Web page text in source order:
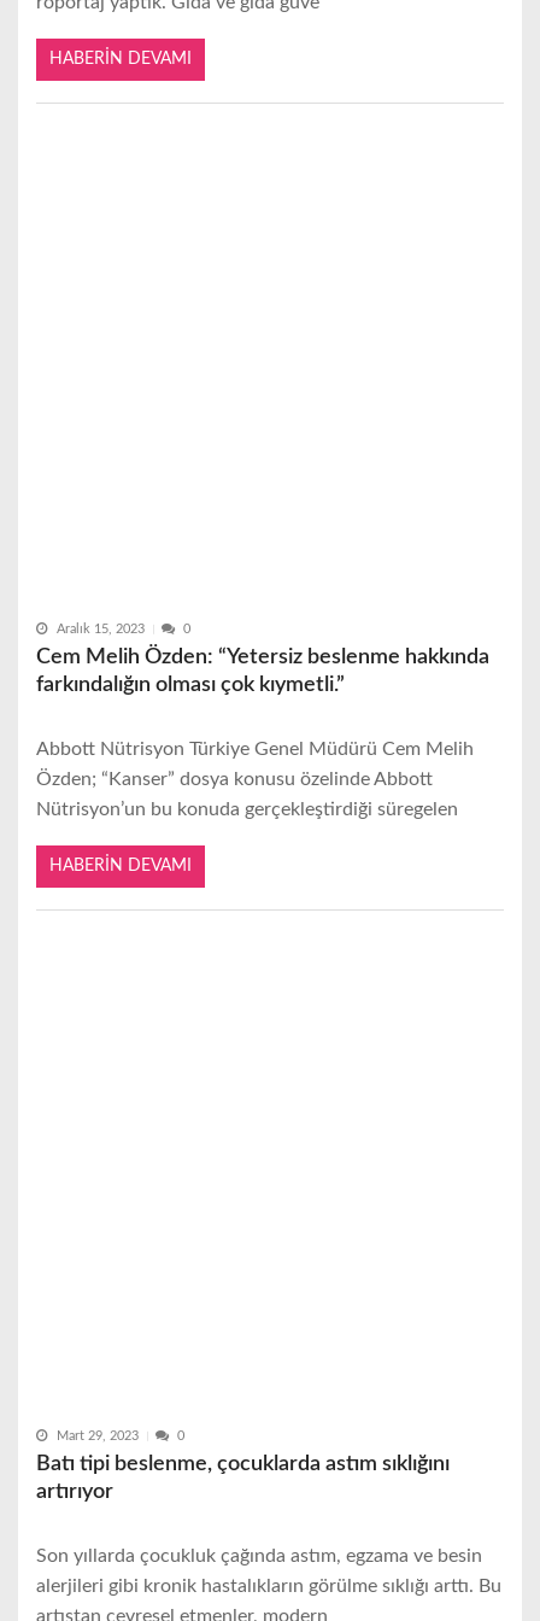
HABERIN DEVAMI
Aralık 15, 2023 0
Cem Melih Özden: “Yetersiz beslenme hakkında
farkındalığın olması çok kıymetli.”
Abbott Nütrisyon Türkiye Genel Müdürü Cem Melih
Özden; “Kanser” dosya konusu özelinde Abbott
Nütrisyon’un bu konuda gerçekleştirdiği süregelen
HABERIN DEVAMI
Mart 29, 2023 0
Batı tipi beslenme, çocuklarda astım sıklığını
artırıyor
Son yıllarda çocukluk çağında astım, egzama ve besin
alerjileri gibi kronik hastalıkların görülme sıklığı arttı. Bu
artıştan çevresel etmenler, modern